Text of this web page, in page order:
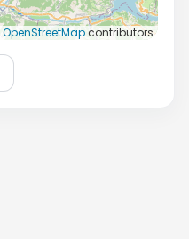
OpenStreetMapcontributors